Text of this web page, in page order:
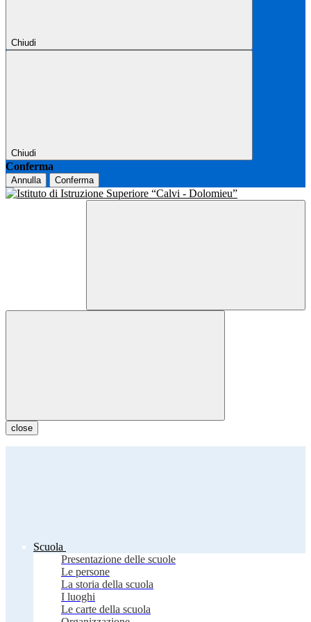
Chiudi
Chiudi
Conferma
Annulla Conferma
close
Scuola
Presentazione delle scuole
Le persone
La storia della scuola
I luoghi
Le carte della scuola